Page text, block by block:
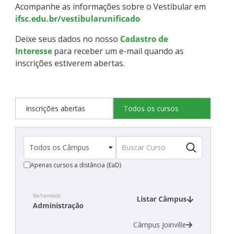
Acompanhe as informações sobre o Vestibular em
ifsc.edu.br/vestibularunificado
Deixe seus dados no nosso Cadastro de
Interesse para receber um e-mail quando as
inscrições estiverem abertas.
Inscrições abertas Todos os cursos
Apenas cursos a distância (EaD)
Bacharelado
Administração
Listar Câmpus
Câmpus Joinville